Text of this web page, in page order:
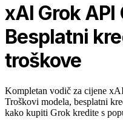
xAI Grok
Besplatni
troškove
Kompletan vodič za cijene
Troškovi modela, besplatni
kako kupiti Grok kredite s